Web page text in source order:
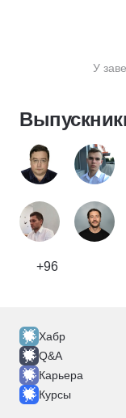
У
+96
Хабр
Q&A
Карьера
Курсы